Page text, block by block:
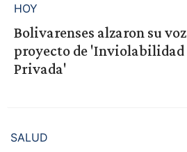
HOY
Bolivarenses alzaron su
proyecto de 'Inviolabilidad
Privada'
SALUD